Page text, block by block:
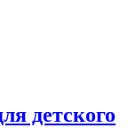
детского